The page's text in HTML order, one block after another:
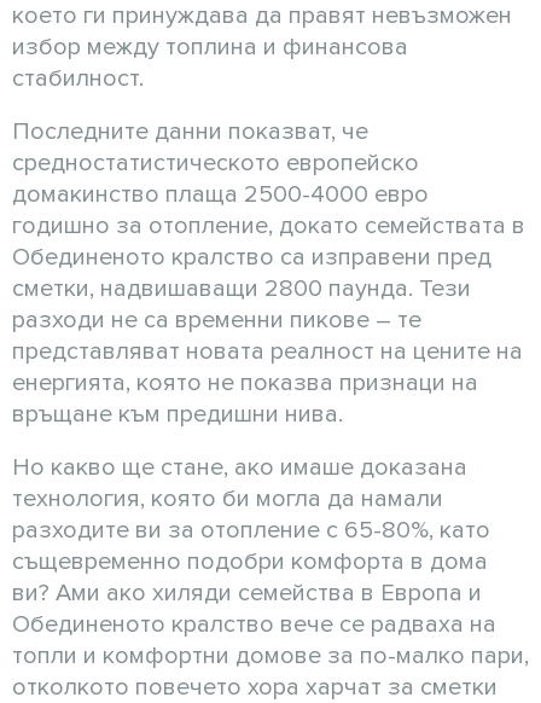
което ги принуждава да правят невъзможен
избор между топлина и финансова
стабилност.
Последните данни показват, че
средностатистическото европейско
домакинство плаща 2500-4000 евро
годишно за отопление, докато семействата в
Обединеното кралство са изправени пред
сметки, надвишаващи 2800 паунда. Тези
разходи не са временни пикове – те
представляват новата реалност на цените на
енергията, която не показва признаци на
връщане към предишни нива.
Но какво ще стане, ако имаше доказана
технология, която би могла да намали
разходите ви за отопление с 65-80%, като
същевременно подобри комфорта в дома
ви? Ами ако хиляди семейства в Европа и
Обединеното кралство вече се радваха на
топли и комфортни домове за по-малко пари,
отколкото повечето хора харчат за сметки